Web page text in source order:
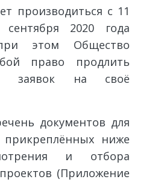
производиться с 11
2020 года
этом Общество
право продлить
заявок на своё
документов для
прикреплённых ниже
и отбора
(Приложение